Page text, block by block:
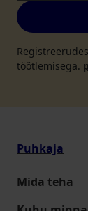
töötlemisega.
Puhkaja
Mida teha